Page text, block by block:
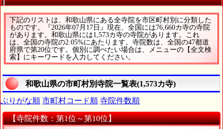
下記のリストは、和歌山県にある全寺院を市区町村別に分類した
ものです。『2026年07月17日』現在、全国には76,660カ寺の寺院
があります。和歌山県には1,573カ寺の寺院があります。これ
は、全国の寺院の2.05%にあたります。寺院数は、全国の47都道
府県で第20位です。個別に調べたい場合は、メニューの【全文検
索】にキーワードを入力してください。
和歌山県の市町村別寺院一覧表(1,573カ寺)
ぶりがな順 市町村コード順 寺院件数順
【寺院件数：第1位～第10位】